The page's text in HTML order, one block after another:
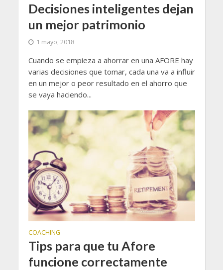
Decisiones inteligentes dejan
un mejor patrimonio
1 mayo, 2018
Cuando se empieza a ahorrar en una AFORE hay
varias decisiones que tomar, cada una va a influir
en un mejor o peor resultado en el ahorro que
se vaya haciendo...
COACHING
Tips para que tu Afore
funcione correctamente